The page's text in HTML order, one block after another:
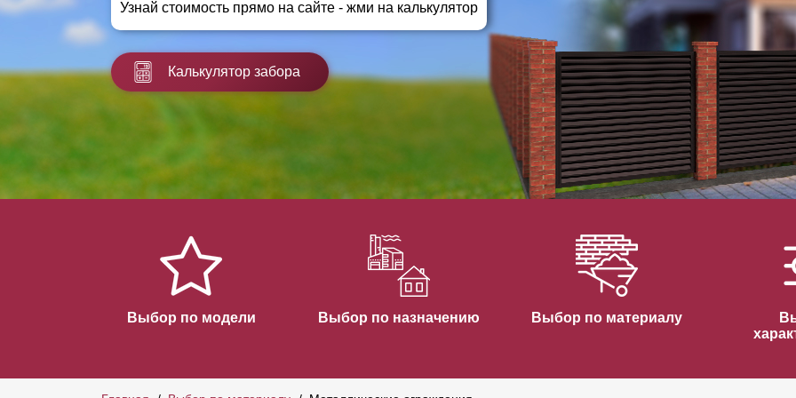
Заборы для дачи
Заборы и ограждения для школ
Забор на участок 10 соток
Горизонтальные заборы
Высокие заборы
Красивые, дизайнерские заборы
ВЫБОР ПО СПОСОБУ МОНТАЖА
Заборы под ключ
Готовые заборы
Быстровозводимые заборы
Узнай стоимость прямо на сайте - жми на калькулятор
Калькулятор забора
Выбор по модели Выбор по назначению Выбор по материалу